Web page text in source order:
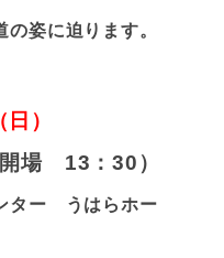
姿に迫ります。
（日）
開場 13 ：30 ）
ター
うはらホー